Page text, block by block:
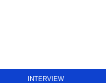
INTERVIEW